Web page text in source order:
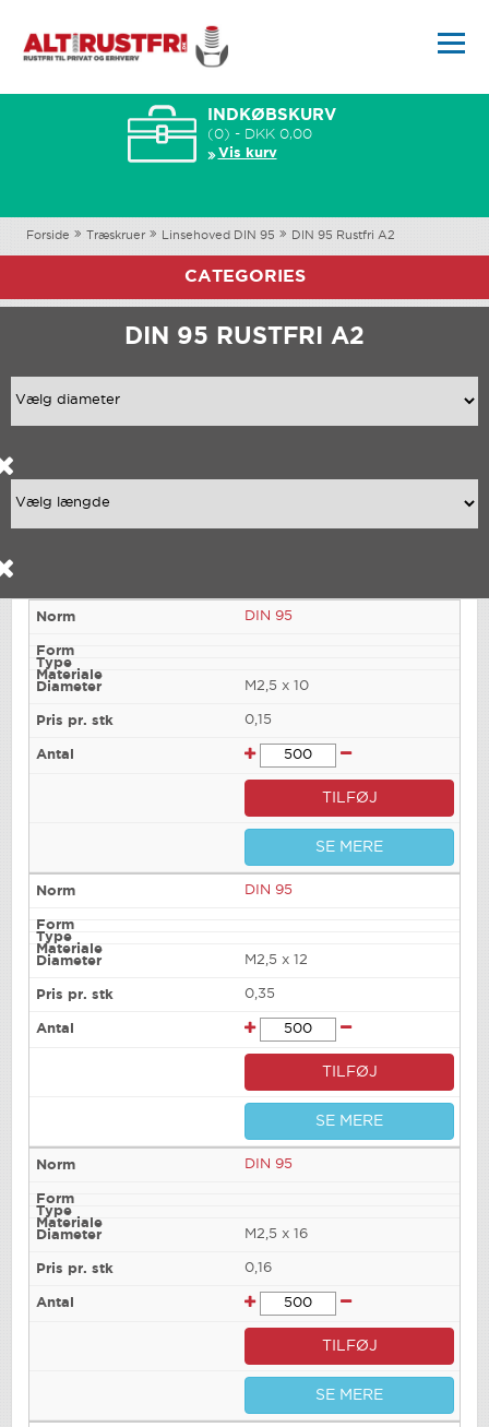
INDKØBSKURV
(0) - DKK 0,00
Vis kurv
Forside Træskruer Linsehoved DIN 95 DIN 95 Rustfri A2
CATEGORIES
DIN 95 RUSTFRI A2
DIN 95
M2,5 x 10
0,15
TILFØJ
SE MERE
DIN 95
M2,5 x 12
0,35
TILFØJ
SE MERE
DIN 95
M2,5 x 16
0,16
TILFØJ
SE MERE